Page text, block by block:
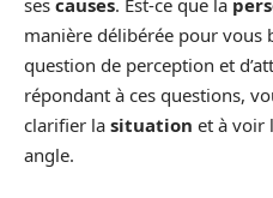
manière délibérée pour vous
question de perception et
répondant à ces questions,
clarifier la situation et à voir
angle.